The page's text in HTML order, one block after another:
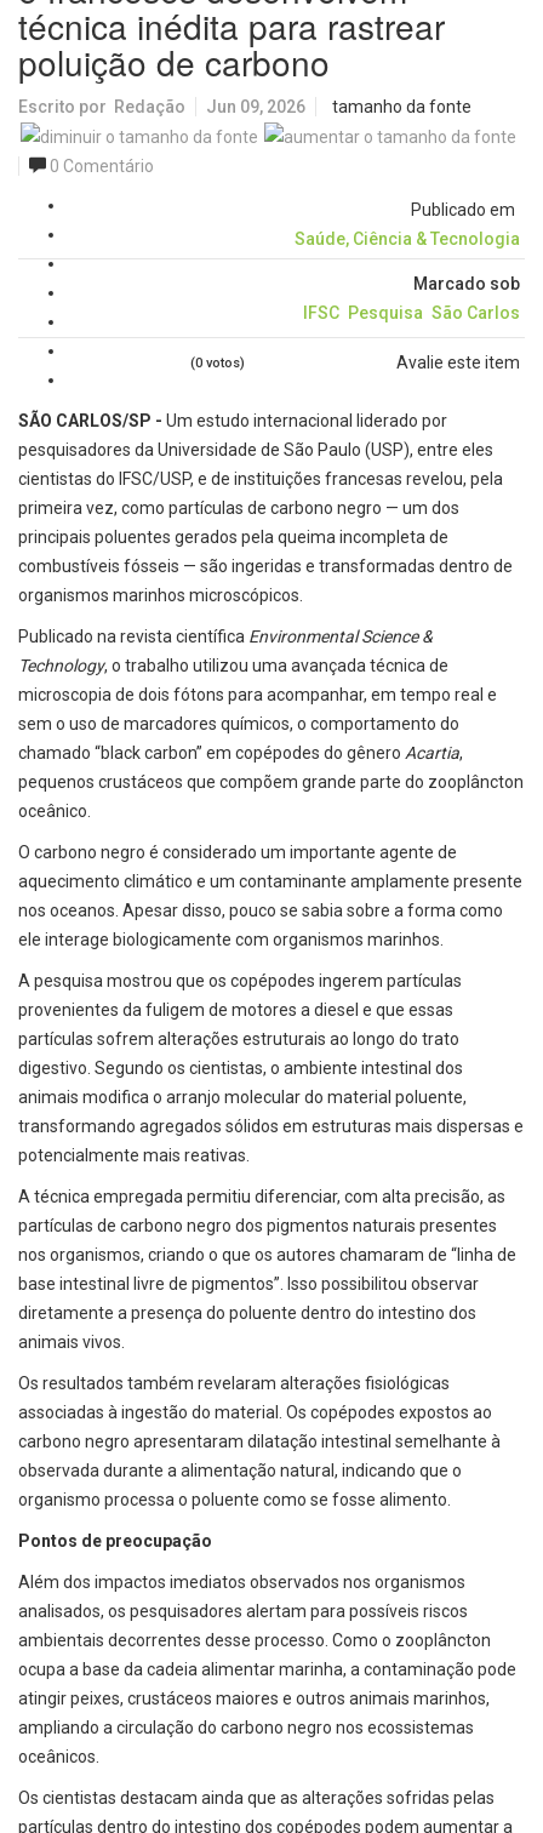
técnica inédita para rastrear
poluição de carbono
Escrito por Redação Jun 09, 2026 tamanho da fonte
0 Comentário
Publicado em
Saúde, Ciência & Tecnologia
Marcado sob
IFSC Pesquisa São Carlos
Avalie este item
(0 votos)
SÃO CARLOS/SP - Um estudo internacional liderado por
pesquisadores da Universidade de São Paulo (USP), entre eles
cientistas do IFSC/USP, e de instituições francesas revelou, pela
primeira vez, como partículas de carbono negro — um dos
principais poluentes gerados pela queima incompleta de
combustíveis fósseis — são ingeridas e transformadas dentro de
organismos marinhos microscópicos.
Publicado na revista científica Environmental Science &
Technology, o trabalho utilizou uma avançada técnica de
microscopia de dois fótons para acompanhar, em tempo real e
sem o uso de marcadores químicos, o comportamento do
chamado “black carbon” em copépodes do gênero Acartia,
pequenos crustáceos que compõem grande parte do zooplâncton
oceânico.
O carbono negro é considerado um importante agente de
aquecimento climático e um contaminante amplamente presente
nos oceanos. Apesar disso, pouco se sabia sobre a forma como
ele interage biologicamente com organismos marinhos.
A pesquisa mostrou que os copépodes ingerem partículas
provenientes da fuligem de motores a diesel e que essas
partículas sofrem alterações estruturais ao longo do trato
digestivo. Segundo os cientistas, o ambiente intestinal dos
animais modifica o arranjo molecular do material poluente,
transformando agregados sólidos em estruturas mais dispersas e
potencialmente mais reativas.
A técnica empregada permitiu diferenciar, com alta precisão, as
partículas de carbono negro dos pigmentos naturais presentes
nos organismos, criando o que os autores chamaram de “linha de
base intestinal livre de pigmentos”. Isso possibilitou observar
diretamente a presença do poluente dentro do intestino dos
animais vivos.
Os resultados também revelaram alterações fisiológicas
associadas à ingestão do material. Os copépodes expostos ao
carbono negro apresentaram dilatação intestinal semelhante à
observada durante a alimentação natural, indicando que o
organismo processa o poluente como se fosse alimento.
Pontos de preocupação
Além dos impactos imediatos observados nos organismos
analisados, os pesquisadores alertam para possíveis riscos
ambientais decorrentes desse processo. Como o zooplâncton
ocupa a base da cadeia alimentar marinha, a contaminação pode
atingir peixes, crustáceos maiores e outros animais marinhos,
ampliando a circulação do carbono negro nos ecossistemas
oceânicos.
Os cientistas destacam ainda que as alterações sofridas pelas
partículas dentro do intestino dos copépodes podem aumentar a